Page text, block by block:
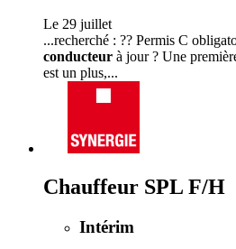
Le 29 juillet
...recherché : ?? Permis C
conducteur à jour ? Une
est un plus,...
Chauffeur SPL F/H
Intérim